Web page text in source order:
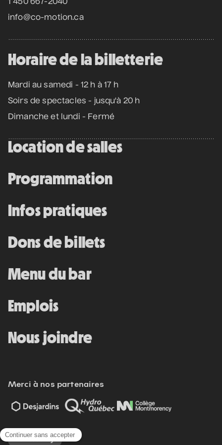
1 450 667-2040
info@co-motion.ca
Horaire de la billetterie
Mardi au samedi - 12 h à 17 h
Soirs de spectacles - jusqu'à 20 h
Dimanche et lundi - Fermé
Location de salles
Programmation
Infos pratiques
Dons de billets
Menu du bar
Emplois
Nous joindre
Merci à nos partenaires